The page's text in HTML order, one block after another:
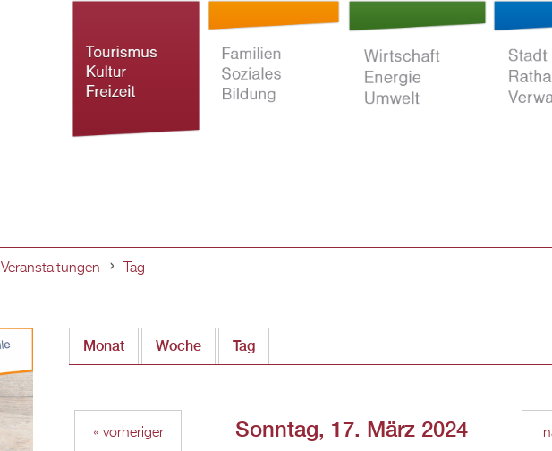
Inhalt
Veranstaltungen Tag
Monat Woche Tag
Sonntag, 17. März 2024
« vorheriger